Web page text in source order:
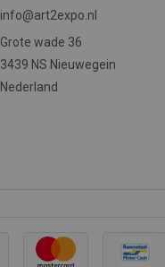
info@art2expo.nl
Grote wade 36
3439 NS Nieuwegein
Nederland